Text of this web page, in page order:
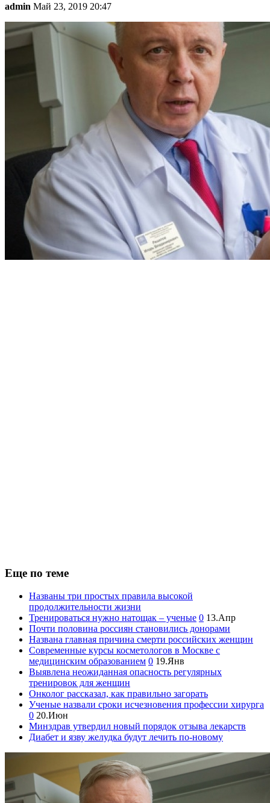
admin Май 23, 2019 20:47
Еще по теме
Названы три простых правила высокой
продолжительности жизни
Тренироваться нужно натощак – ученые 0 13.Апр
Почти половина россиян становились донорами
Названа главная причина смерти российских женщин
Современные курсы косметологов в Москве с
медицинским образованием 0 19.Янв
Выявлена неожиданная опасность регулярных
тренировок для женщин
Онколог рассказал, как правильно загорать
Ученые назвали сроки исчезновения профессии хирурга
0 20.Июн
Минздрав утвердил новый порядок отзыва лекарств
Диабет и язву желудка будут лечить по-новому